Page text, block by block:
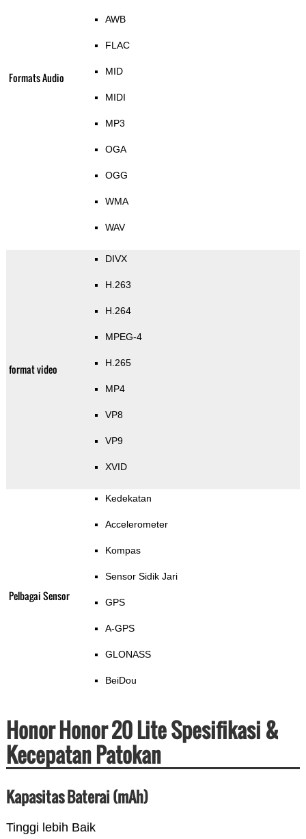
Formats Audio
AWB
FLAC
MID
MIDI
MP3
OGA
OGG
WMA
WAV
format video
DIVX
H.263
H.264
MPEG-4
H.265
MP4
VP8
VP9
XVID
Pelbagai Sensor
Kedekatan
Accelerometer
Kompas
Sensor Sidik Jari
GPS
A-GPS
GLONASS
BeiDou
Honor Honor 20 Lite Spesifikasi &
Kecepatan Patokan
Kapasitas Baterai (mAh)
Tinggi lebih Baik